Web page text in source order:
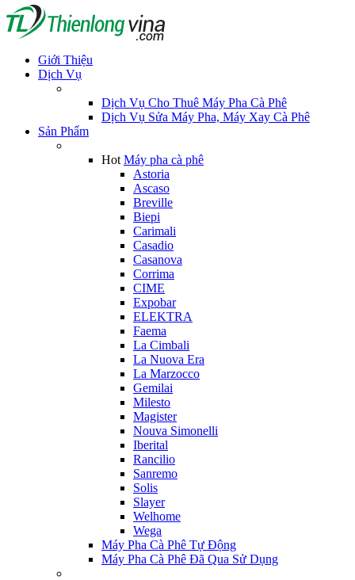
Giới Thiệu
Dịch Vụ
Dịch Vụ Cho Thuê Máy Pha Cà Phê
Dịch Vụ Sửa Máy Pha, Máy Xay Cà Phê
Sản Phẩm
Hot Máy pha cà phê
Astoria
Ascaso
Breville
Biepi
Carimali
Casadio
Casanova
Corrima
CIME
Expobar
ELEKTRA
Faema
La Cimbali
La Nuova Era
La Marzocco
Gemilai
Milesto
Magister
Nouva Simonelli
Iberital
Rancilio
Sanremo
Solis
Slayer
Welhome
Wega
Máy Pha Cà Phê Tự Động
Máy Pha Cà Phê Đã Qua Sử Dụng